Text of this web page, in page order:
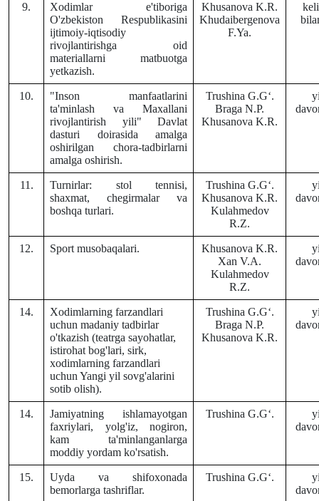
9.
Xodimlar e'tiboriga
O'zbekiston Respublikasini
ijtimoiy-iqtisodiy
rivojlantirishga oid
materiallarni matbuotga
yetkazish.
Khusanova K.R.
Khudaibergenova
F.Ya.
10.
"Inson manfaatlarini
ta'minlash va Maxallani
rivojlantirish yili" Davlat
dasturi doirasida amalga
oshirilgan chora-tadbirlarni
amalga oshirish.
Trushina G.Gʻ.
Braga N.P.
Khusanova K.R.
11.
Turnirlar: stol tennisi,
shaxmat, chegirmalar va
boshqa turlari.
Trushina G.Gʻ.
Khusanova K.R.
Kulahmedov
R.Z.
12. Sport musobaqalari.
Khusanova K.R.
Xan V.A.
Kulahmedov
R.Z.
14.
Xodimlarning farzandlari
uchun madaniy tadbirlar
o'tkazish (teatrga sayohatlar,
istirohat bog'lari, sirk,
xodimlarning farzandlari
uchun Yangi yil sovg'alarini
sotib olish).
Trushina G.Gʻ.
Braga N.P.
Khusanova K.R.
14.
Jamiyatning ishlamayotgan
faxriylari, yolg'iz, nogiron,
kam ta'minlanganlarga
moddiy yordam ko'rsatish.
Trushina G.Gʻ.
15.
Uyda va shifoxonada
bemorlarga tashriflar.
Trushina G.Gʻ.